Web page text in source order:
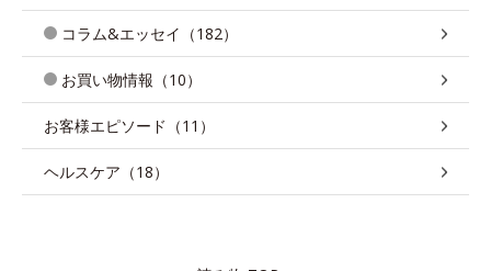
コラム&エッセイ（182）
お買い物情報（10）
お客様エピソード（11）
ヘルスケア（18）